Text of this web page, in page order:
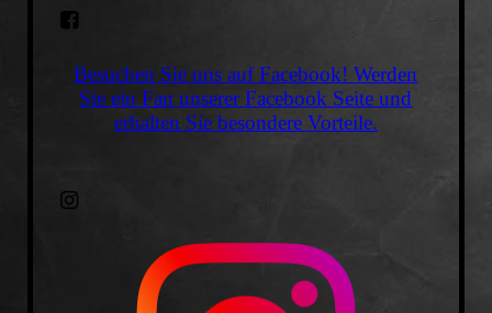
Besuchen Sie uns auf Facebook! Werden
Sie ein Fan unserer Facebook Seite und
erhalten Sie besondere Vorteile.